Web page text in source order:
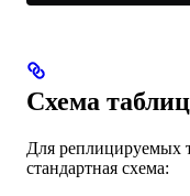
Схема
Для реплицируемых
стандартная схема: